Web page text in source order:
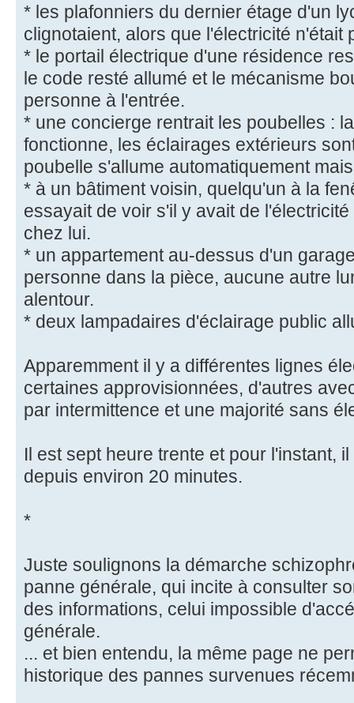
* les plafonniers du dernier étage d'un
clignotaient, alors que l'électricité n'était
* le portail électrique d'une résidence
le code resté allumé et le mécanisme
personne à l'entrée.
* une concierge rentrait les poubelles :
fonctionne, les éclairages extérieurs
poubelle s'allume automatiquement
* à un bâtiment voisin, quelqu'un à la
essayait de voir s'il y avait de
chez lui.
* un appartement au-dessus d'un
personne dans la pièce, aucune autre
alentour.
* deux lampadaires d'éclairage public
Apparemment il y a différentes lignes
certaines approvisionnées, d'autres
par intermittence et une majorité sans
Il est sept heure trente et pour l'instant,
depuis environ 20 minutes.
*
Juste soulignons la démarche
panne générale, qui incite à consulter
des informations, celui impossible
générale.
... et bien entendu, la même page ne
historique des pannes survenues